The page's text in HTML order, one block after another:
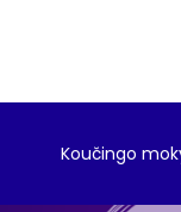
Koučingo